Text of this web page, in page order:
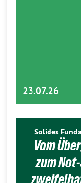
23.07.26
Solides
Vom
zum